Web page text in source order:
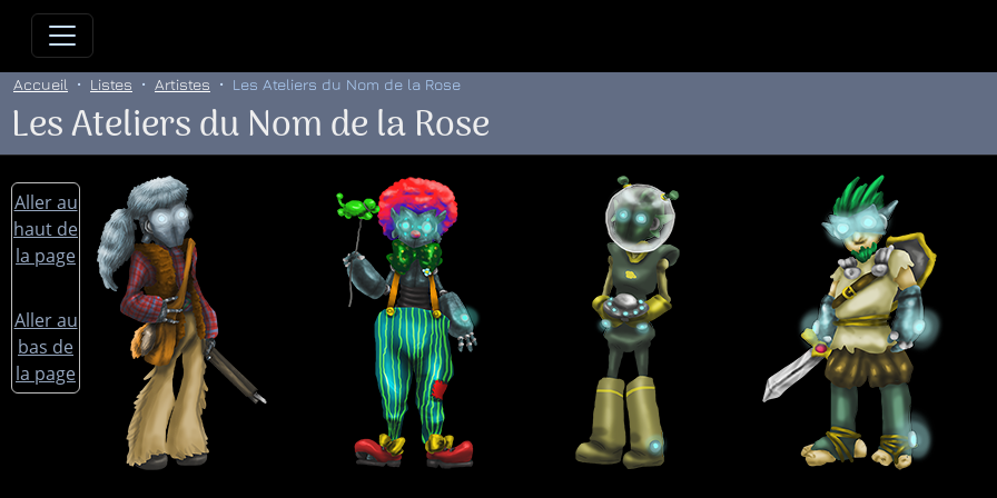
Allez directement au contenu
Accueil Listes Artistes Les Ateliers du Nom de la Rose
Les Ateliers du Nom de la Rose
Aller au
haut de
la page
Aller au
bas de
la page